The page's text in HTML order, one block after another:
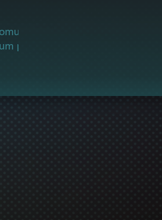
Steam.
perfil e a jogar contigo!